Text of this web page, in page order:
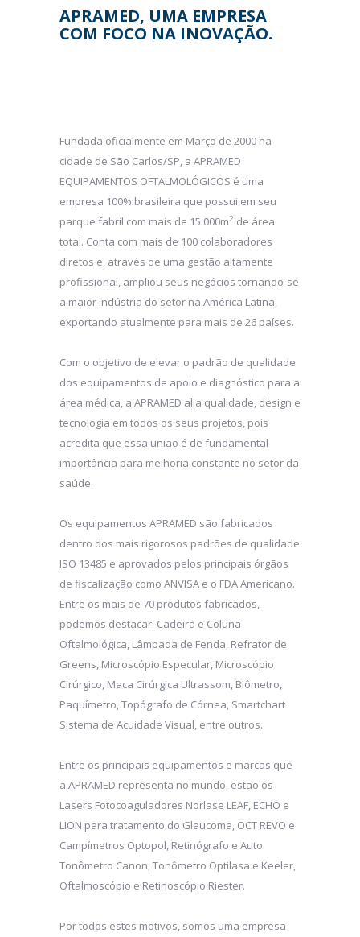
APRAMED, UMA EMPRESA
COM FOCO NA INOVAÇÃO.
Fundada oficialmente em Março de 2000 na
cidade de São Carlos/SP, a APRAMED
EQUIPAMENTOS OFTALMOLÓGICOS é uma
empresa 100% brasileira que possui em seu
parque fabril com mais de 15.000m2 de área
total. Conta com mais de 100 colaboradores
diretos e, através de uma gestão altamente
profissional, ampliou seus negócios tornando-se
a maior indústria do setor na América Latina,
exportando atualmente para mais de 26 países.
Com o objetivo de elevar o padrão de qualidade
dos equipamentos de apoio e diagnóstico para a
área médica, a APRAMED alia qualidade, design e
tecnologia em todos os seus projetos, pois
acredita que essa união é de fundamental
importância para melhoria constante no setor da
saúde.
Os equipamentos APRAMED são fabricados
dentro dos mais rigorosos padrões de qualidade
ISO 13485 e aprovados pelos principais órgãos
de fiscalização como ANVISA e o FDA Americano.
Entre os mais de 70 produtos fabricados,
podemos destacar: Cadeira e Coluna
Oftalmológica, Lâmpada de Fenda, Refrator de
Greens, Microscópio Especular, Microscópio
Cirúrgico, Maca Cirúrgica Ultrassom, Biômetro,
Paquímetro, Topógrafo de Córnea, Smartchart
Sistema de Acuidade Visual, entre outros.
Entre os principais equipamentos e marcas que
a APRAMED representa no mundo, estão os
Lasers Fotocoaguladores Norlase LEAF, ECHO e
LION para tratamento do Glaucoma, OCT REVO e
Campímetros Optopol, Retinógrafo e Auto
Tonômetro Canon, Tonômetro Optilasa e Keeler,
Oftalmoscópio e Retinoscópio Riester.
Por todos estes motivos, somos uma empresa